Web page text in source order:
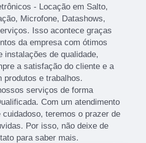
- Locação em Salto,
Microfone, Datashows,
Isso acontece graças
da empresa com ótimos
instalações de qualidade,
a satisfação do cliente e a
produtos e trabalhos.
serviços de forma
Com um atendimento
cuidadoso, teremos o prazer de
Por isso, não deixe de
para saber mais.